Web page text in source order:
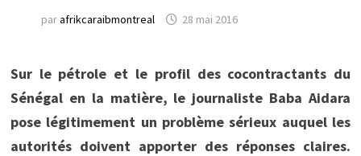
parafrikcaraibmontreal 28 mai 2016
Sur le pétrole et le profil des cocontractants du
Sénégal en la matière, le journaliste Baba Aidara
pose légitimement un problème sérieux auquel les
autorités doivent apporter des réponses claires.